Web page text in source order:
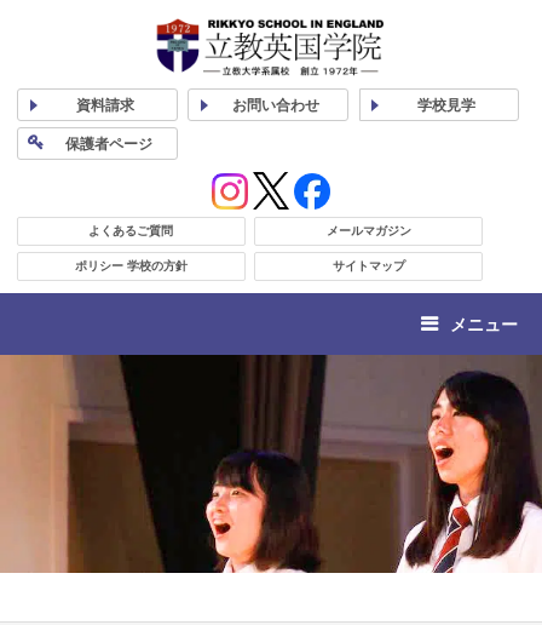
資料請求 お問い合わせ 学校見学
保護者ページ
よくあるご質問 メールマガジン
ポリシー 学校の方針 サイトマップ
メニュー